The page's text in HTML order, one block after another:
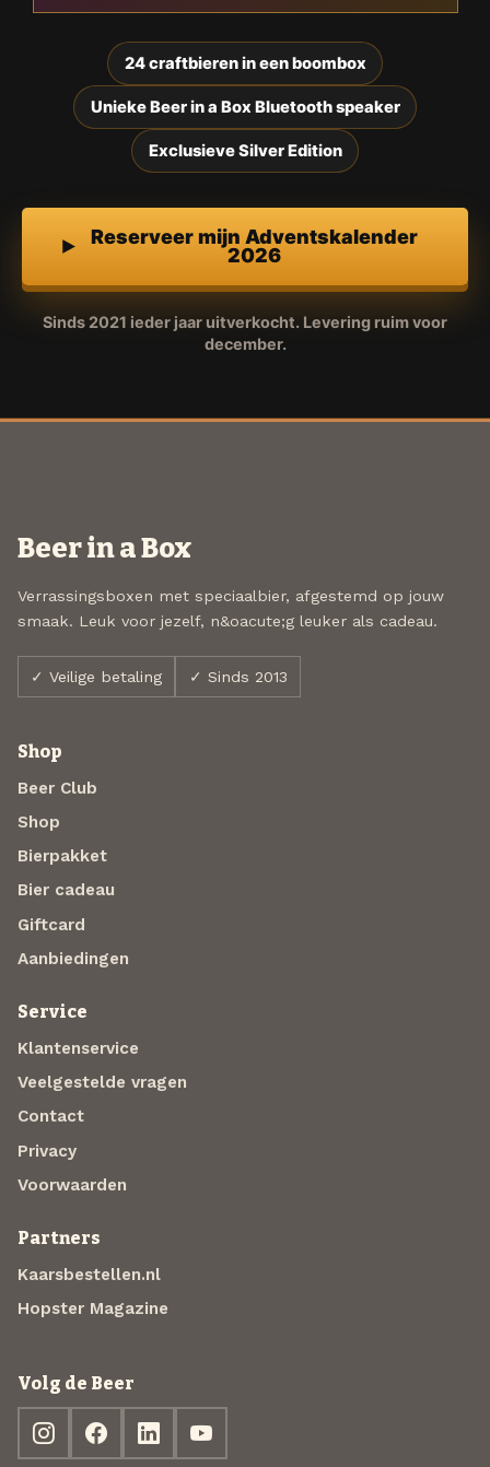
24 craftbieren in een boombox
Unieke Beer in a Box Bluetooth speaker
Exclusieve Silver Edition
Reserveer mijn Adventskalender
2026
Sinds 2021 ieder jaar uitverkocht. Levering ruim voor
december.
Beer in a Box
Verrassingsboxen met speciaalbier, afgestemd op jouw
smaak. Leuk voor jezelf, n&oacute;g leuker als cadeau.
✓ Veilige betaling ✓ Sinds 2013
Shop
Beer Club
Shop
Bierpakket
Bier cadeau
Giftcard
Aanbiedingen
Service
Klantenservice
Veelgestelde vragen
Contact
Privacy
Voorwaarden
Partners
Kaarsbestellen.nl
Hopster Magazine
Volg de Beer